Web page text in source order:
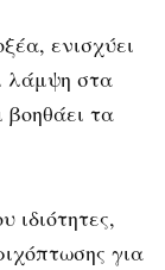
ενισχύει
λάμψη στα
βοηθάει τα
ιδιότητες,
για